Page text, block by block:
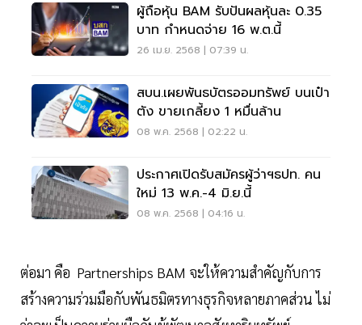
ผู้ถือหุ้น BAM รับปันผลหุ้นละ 0.35
บาท กำหนดจ่าย 16 พ.ต.นี้
26 เม.ย. 2568 | 07:39 น.
สบน.เผยพันธบัตรออมทรัพย์ บนเป๋า
ตัง ขายเกลี้ยง 1 หมื่นล้าน
08 พ.ค. 2568 | 02:22 น.
ประกาศเปิดรับสมัครผู้ว่าฯธปท. คน
ใหม่ 13 พ.ค.-4 มิ.ย.นี้
08 พ.ค. 2568 | 04:16 น.
ต่อมา คือ Partnerships BAM จะให้ความสำคัญกับการ
สร้างความร่วมมือกับพันธมิตรทางธุรกิจหลายภาคส่วน ไม่